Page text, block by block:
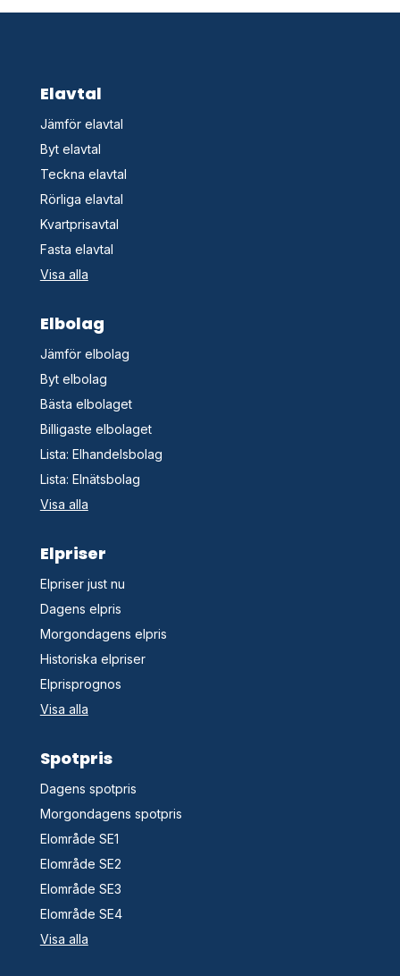
Elavtal
Jämför elavtal
Byt elavtal
Teckna elavtal
Rörliga elavtal
Kvartprisavtal
Fasta elavtal
Visa alla
Elbolag
Jämför elbolag
Byt elbolag
Bästa elbolaget
Billigaste elbolaget
Lista: Elhandelsbolag
Lista: Elnätsbolag
Visa alla
Elpriser
Elpriser just nu
Dagens elpris
Morgondagens elpris
Historiska elpriser
Elprisprognos
Visa alla
Spotpris
Dagens spotpris
Morgondagens spotpris
Elområde SE1
Elområde SE2
Elområde SE3
Elområde SE4
Visa alla